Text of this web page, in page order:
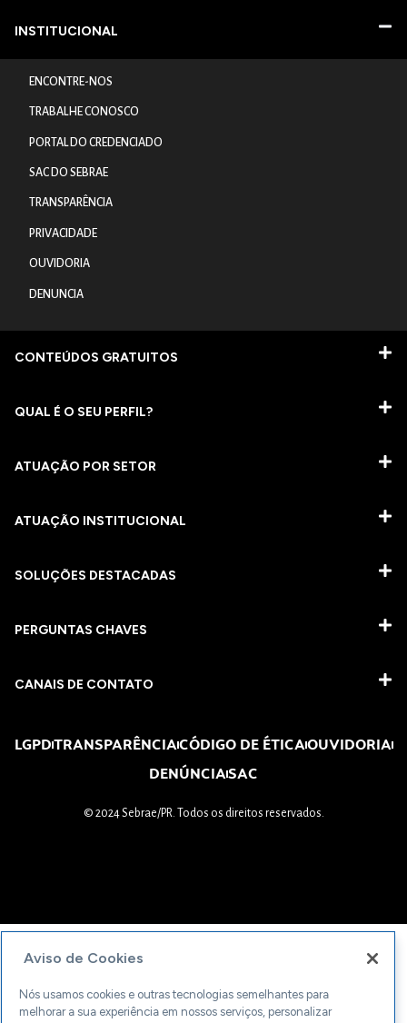
INSTITUCIONAL
ENCONTRE-NOS
TRABALHE CONOSCO
PORTAL DO CREDENCIADO
SAC DO SEBRAE
TRANSPARÊNCIA
PRIVACIDADE
OUVIDORIA
DENUNCIA
CONTEÚDOS GRATUITOS
QUAL É O SEU PERFIL?
ATUAÇÃO POR SETOR
ATUAÇÃO INSTITUCIONAL
SOLUÇÕES DESTACADAS
PERGUNTAS CHAVES​
CANAIS DE CONTATO
LGPDTRANSPARÊNCIACÓDIGO DE ÉTICAOUVIDORIA
DENÚNCIASAC
© 2024 Sebrae/PR. Todos os direitos reservados.
Aviso de Cookies
Nós usamos cookies e outras tecnologias semelhantes para
melhorar a sua experiência em nossos serviços, personalizar